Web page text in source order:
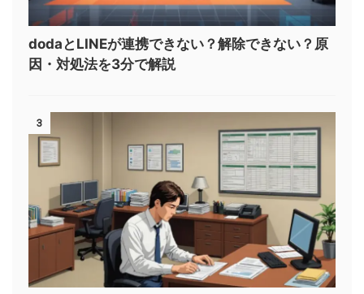
dodaとLINEが連携できない？解除できない？原
因・対処法を3分で解説
3